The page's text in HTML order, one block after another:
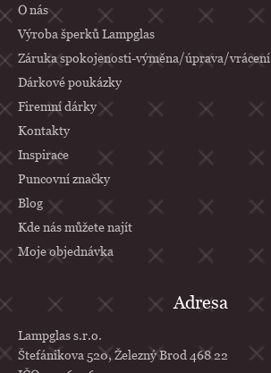
í
O nás
Výroba šperků Lampglas
Záruka spokojenosti-výměna/úprava/vrácení
Dárkové poukázky
Firemní dárky
Kontakty
Inspirace
Puncovní značky
Blog
Kde nás můžete najít
Moje objednávka
Adresa
Lampglas s.r.o.
Štefánikova 520, Železný Brod 468 22